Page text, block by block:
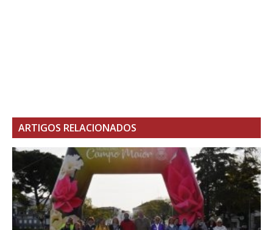
ARTIGOS RELACIONADOS